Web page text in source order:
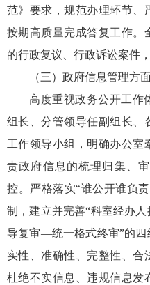
范》要求，规范办理环节、
按期高质量完成答复工作。
的行政复议、行政诉讼案件
（三）政府信息管理方
高度重视政务公开工作
组长、分管领导任副组长、
工作领导小组，明确办公室
责政府信息的梳理归集、
控。严格落实“谁公开谁负
制，建立并完善“科室经办
导复审—统一格式终审”的四
实性、准确性、完整性、合
杜绝不实信息、违规信息发